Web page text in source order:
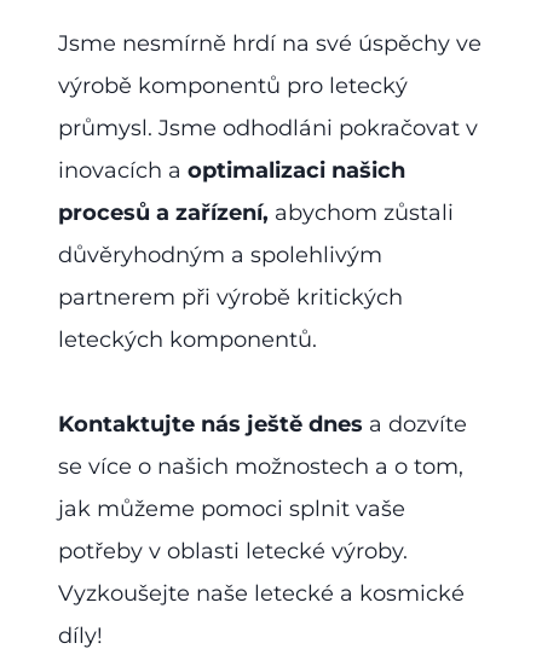
Jsme nesmírně hrdí na své úspěchy ve
výrobě komponentů pro letecký
průmysl. Jsme odhodláni pokračovat v
inovacích a optimalizaci našich
procesů a zařízení, abychom zůstali
důvěryhodným a spolehlivým
partnerem při výrobě kritických
leteckých komponentů.
Kontaktujte nás ještě dnes a dozvíte
se více o našich možnostech a o tom,
jak můžeme pomoci splnit vaše
potřeby v oblasti letecké výroby.
Vyzkoušejte naše letecké a kosmické
díly!